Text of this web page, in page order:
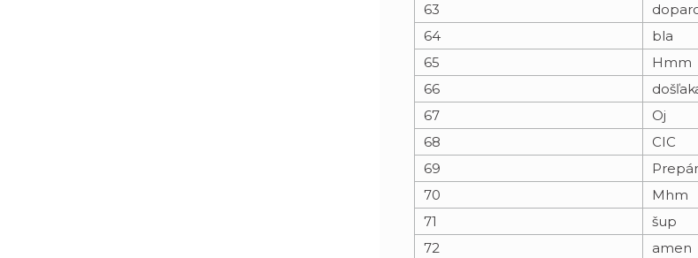
63
64
bla
65
Hmm
66
67
Oj
68
CIC
69
70
Mhm
71
šup
72
amen